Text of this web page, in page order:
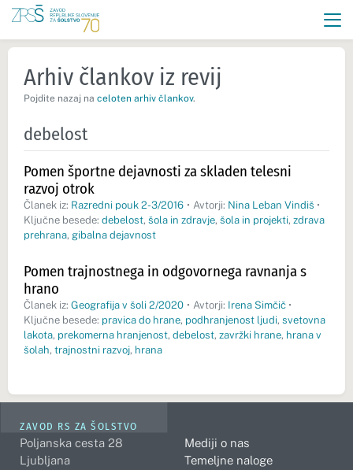
Arhiv člankov iz revij
Pojdite nazaj na celoten arhiv člankov.
debelost
Pomen športne dejavnosti za skladen telesni
razvoj otrok
Članek iz: Razredni pouk 2-3/2016 • Avtorji: Nina Leban Vindiš •
Ključne besede: debelost, šola in zdravje, šola in projekti, zdrava
prehrana, gibalna dejavnost
Pomen trajnostnega in odgovornega ravnanja s
hrano
Članek iz: Geografija v šoli 2/2020 • Avtorji: Irena Simčič •
Ključne besede: pravica do hrane, podhranjenost ljudi, svetovna
lakota, prekomerna hranjenost, debelost, zavržki hrane, hrana v
šolah, trajnostni razvoj, hrana
ZAVOD RS ZA ŠOLSTVO
Poljanska cesta 28
Ljubljana
Mediji o nas
Temeljne naloge